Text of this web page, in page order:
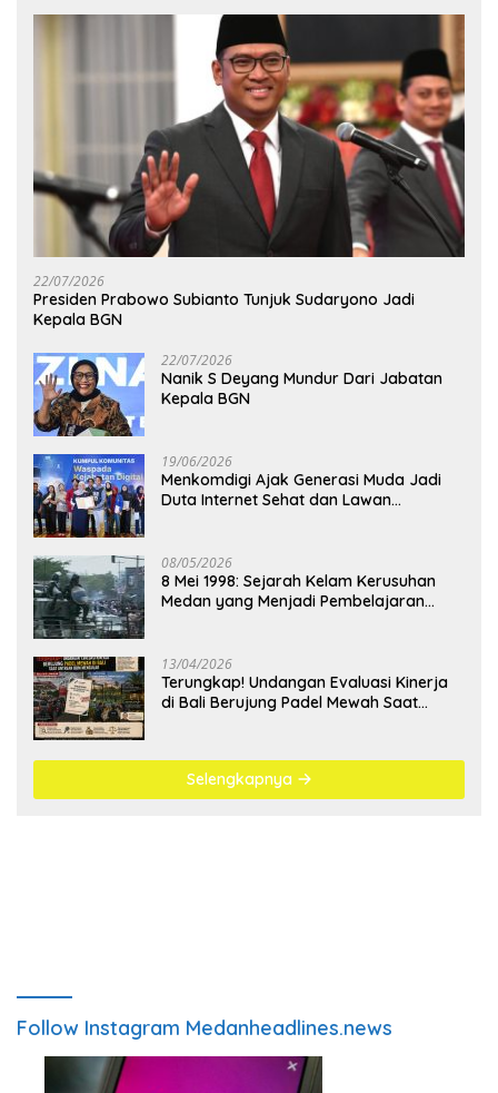
22/07/2026
Presiden Prabowo Subianto Tunjuk Sudaryono Jadi
Kepala BGN
22/07/2026
Nanik S Deyang Mundur Dari Jabatan
Kepala BGN
19/06/2026
Menkomdigi Ajak Generasi Muda Jadi
Duta Internet Sehat dan Lawan
08/05/2026
8 Mei 1998: Sejarah Kelam Kerusuhan
Medan yang Menjadi Pembelajaran
13/04/2026
Terungkap! Undangan Evaluasi Kinerja
di Bali Berujung Padel Mewah Saat
Selengkapnya
Follow Instagram Medanheadlines.news